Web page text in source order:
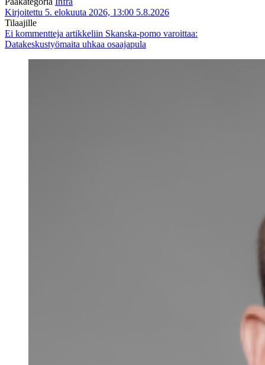
Kirjoitettu 5. elokuuta 2026, 13:00 5.8.2026
Tilaajille
Ei kommentteja artikkeliin Skanska-pomo varoittaa:
Datakeskustyömaita uhkaa osaajapula